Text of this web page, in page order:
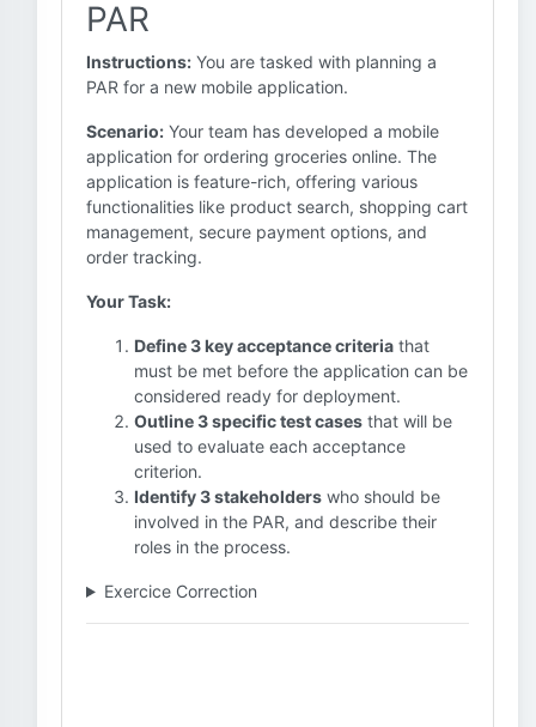
PAR
Instructions: You are tasked with planning a
PAR for a new mobile application.
Scenario: Your team has developed a mobile
application for ordering groceries online. The
application is feature-rich, offering various
functionalities like product search, shopping cart
management, secure payment options, and
order tracking.
Your Task:
Define 3 key acceptance criteria that
must be met before the application can be
considered ready for deployment.
Outline 3 specific test cases that will be
used to evaluate each acceptance
criterion.
Identify 3 stakeholders who should be
involved in the PAR, and describe their
roles in the process.
Exercice Correction